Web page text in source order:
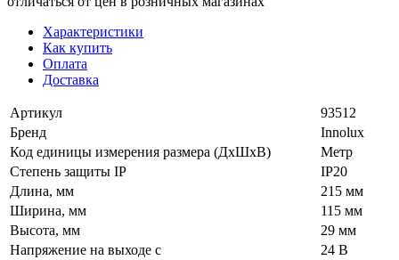
Характеристики
Как купить
Оплата
Доставка
Артикул
93512
Бренд
Innolux
Код единицы измерения размера (ДхШхВ)
Метр
Степень защиты IP
IP20
Длина, мм
215 мм
Ширина, мм
115 мм
Высота, мм
29 мм
Напряжение на выходе с
24 В